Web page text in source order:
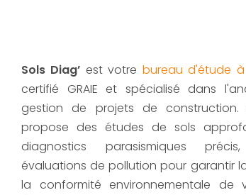
Sols Diag’ est votre bureau d'étude
certifié GRAIE et spécialisé dans
gestion de projets de construction.
propose des études de sols
diagnostics parasismiques
évaluations de pollution pour garantir
la conformité environnementale de